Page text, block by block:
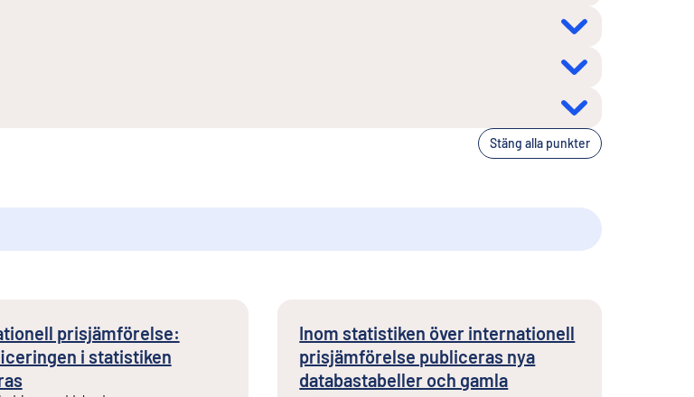
Stäng alla punkter
prisjämförelse:
i statistiken
Inom statistiken över internationell
prisjämförelse publiceras nya
databastabeller och gamla